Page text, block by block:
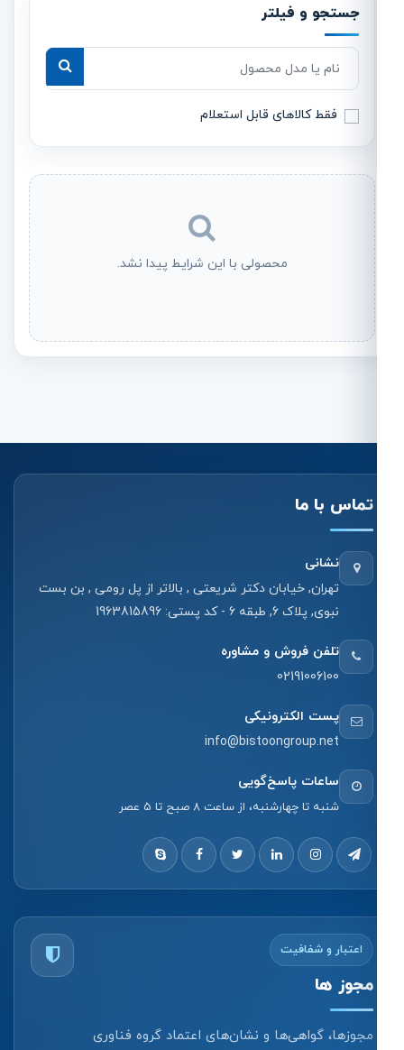
جستجو و فیلتر
جستجوی محصول
فقط کالاهای قابل استعلام
محصولی با این شرایط پیدا نشد.
تماس با ما
نشانی
تهران, خیابان دکتر شریعتی , بالاتر از پل رومی , بن بست
نبوی, پلاک 6, طبقه 6 - کد پستی: 1963815896
تلفن فروش و مشاوره
02191006100
پست الکترونیکی
info@bistoongroup.net
ساعات پاسخ‌گویی
شنبه تا چهارشنبه، از ساعت 8 صبح تا 5 عصر
اعتبار و شفافیت
مجوز ها
مجوزها، گواهی‌ها و نشان‌های اعتماد گروه فناوری